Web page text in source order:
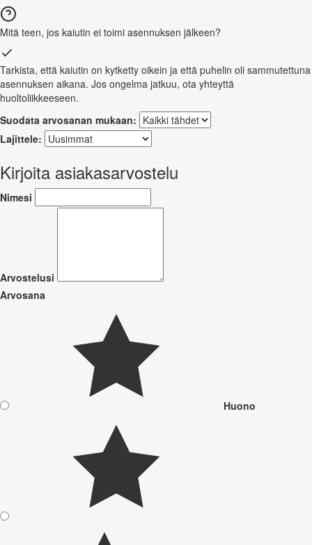
Mitä teen, jos kaiutin ei toimi asennuksen jälkeen?
Tarkista, että kaiutin on kytketty oikein ja että puhelin oli sammutettuna
asennuksen aikana. Jos ongelma jatkuu, ota yhteyttä
huoltoliikkeeseen.
Suodata arvosanan mukaan:
Lajittele:
Kirjoita asiakasarvostelu
Nimesi
Arvostelusi
Arvosana
Huono